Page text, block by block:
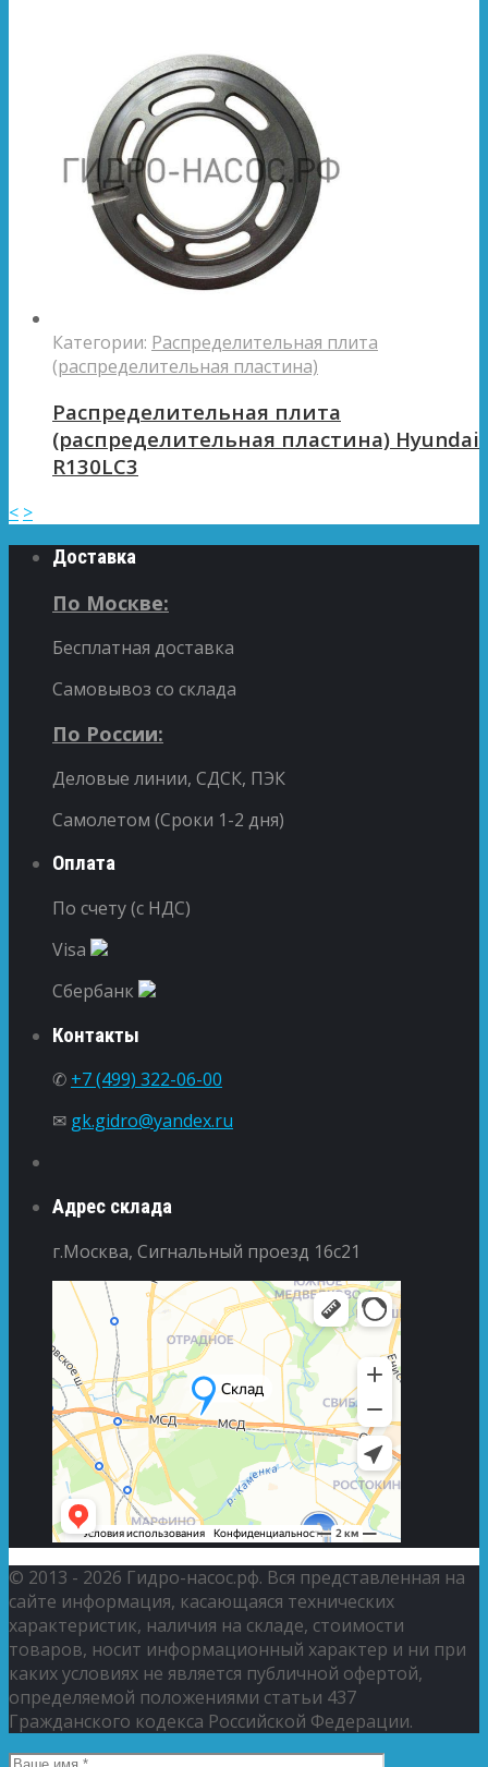
Категории: Распределительная плита
(распределительная пластина)
Распределительная плита
(распределительная пластина) Hyundai
R130LC3
< >
Доставка
По Москве:
Бесплатная доставка
Самовывоз со склада
По России:
Деловые линии, СДСК, ПЭК
Самолетом (Сроки 1-2 дня)
Оплата
По счету (с НДС)
Visa
Сбербанк
Контакты
✆ +7 (499) 322-06-00
✉ gk.gidro@yandex.ru
Адрес склада
г.Москва, Сигнальный проезд 16с21
© 2013 - 2026 Гидро-насос.рф. Вся представленная на
сайте информация, касающаяся технических
характеристик, наличия на складе, стоимости
товаров, носит информационный характер и ни при
каких условиях не является публичной офертой,
определяемой положениями статьи 437
Гражданского кодекса Российской Федерации.